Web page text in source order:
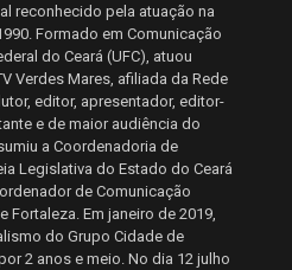
reconhecido pela atuação na
Formado em Comunicação
do Ceará (UFC), atuou
Verdes Mares, afiliada da Rede
editor, apresentador, editor-
e de maior audiência do
a Coordenadoria de
Legislativa do Estado do Ceará
de Comunicação
Fortaleza. Em janeiro de 2019,
do Grupo Cidade de
2 anos e meio. No dia 12 julho